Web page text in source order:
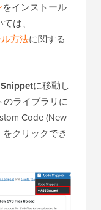
をインストール
は、
方法に関する
に移動し
ライブラリに
Code (New
クリックでき